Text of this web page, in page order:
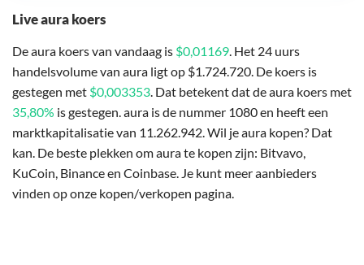
Live aura koers
De aura koers van vandaag is $0,01169. Het 24 uurs
handelsvolume van aura ligt op $1.724.720. De koers is
gestegen met $0,003353. Dat betekent dat de aura koers met
35,80% is gestegen. aura is de nummer 1080 en heeft een
marktkapitalisatie van 11.262.942. Wil je aura kopen? Dat
kan. De beste plekken om aura te kopen zijn: Bitvavo,
KuCoin, Binance en Coinbase. Je kunt meer aanbieders
vinden op onze kopen/verkopen pagina.